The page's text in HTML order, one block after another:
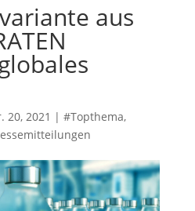
aus
20, 2021 | #Topthema,